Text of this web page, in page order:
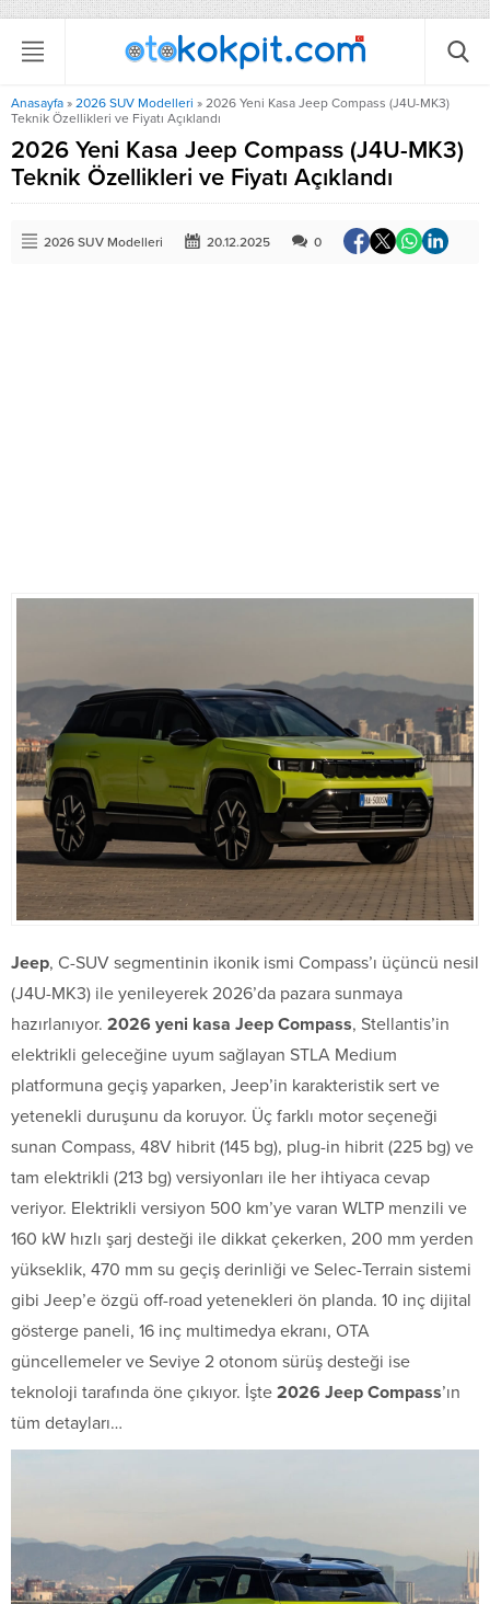
Anasayfa » 2026 SUV Modelleri » 2026 Yeni Kasa Jeep Compass (J4U-MK3)
Teknik Özellikleri ve Fiyatı Açıklandı
2026 Yeni Kasa Jeep Compass (J4U-MK3)
Teknik Özellikleri ve Fiyatı Açıklandı
2026 SUV Modelleri 20.12.2025 0
Jeep, C-SUV segmentinin ikonik ismi Compass’ı üçüncü nesil
(J4U-MK3) ile yenileyerek 2026’da pazara sunmaya
hazırlanıyor. 2026 yeni kasa Jeep Compass, Stellantis’in
elektrikli geleceğine uyum sağlayan STLA Medium
platformuna geçiş yaparken, Jeep’in karakteristik sert ve
yetenekli duruşunu da koruyor. Üç farklı motor seçeneği
sunan Compass, 48V hibrit (145 bg), plug-in hibrit (225 bg) ve
tam elektrikli (213 bg) versiyonları ile her ihtiyaca cevap
veriyor. Elektrikli versiyon 500 km’ye varan WLTP menzili ve
160 kW hızlı şarj desteği ile dikkat çekerken, 200 mm yerden
yükseklik, 470 mm su geçiş derinliği ve Selec-Terrain sistemi
gibi Jeep’e özgü off-road yetenekleri ön planda. 10 inç dijital
gösterge paneli, 16 inç multimedya ekranı, OTA
güncellemeler ve Seviye 2 otonom sürüş desteği ise
teknoloji tarafında öne çıkıyor. İşte 2026 Jeep Compass’ın
tüm detayları…